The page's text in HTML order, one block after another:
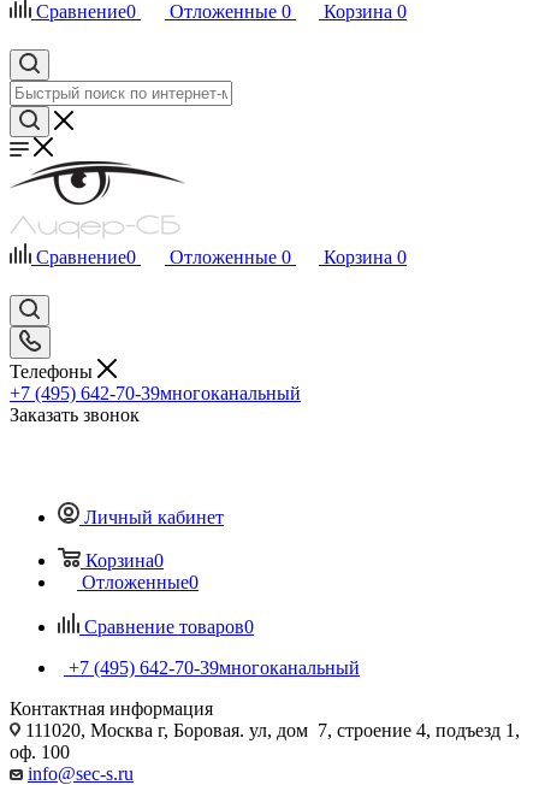
Сравнение0 Отложенные 0 Корзина 0
Сравнение0 Отложенные 0 Корзина 0
Телефоны
+7 (495) 642-70-39многоканальный
Заказать звонок
Личный кабинет
Корзина0
Отложенные0
Сравнение товаров0
+7 (495) 642-70-39многоканальный
Контактная информация
111020, Москва г, Боровая. ул, дом 7, строение 4, подъезд 1,
оф. 100
info@sec-s.ru